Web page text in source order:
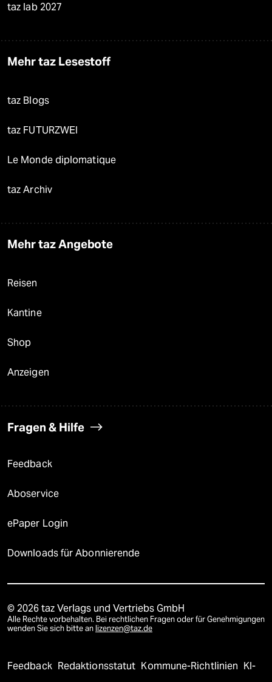
taz lab 2027
Mehr taz Lesestoff
taz Blogs
taz FUTURZWEI
Le Monde diplomatique
taz Archiv
Mehr taz Angebote
Reisen
Kantine
Shop
Anzeigen
Fragen & Hilfe
Feedback
Aboservice
ePaper Login
Downloads für Abonnierende
© 2026 taz Verlags und Vertriebs GmbH
Alle Rechte vorbehalten. Bei rechtlichen Fragen oder für Genehmigungen
wenden Sie sich bitte an lizenzen@taz.de
Feedback Redaktionsstatut Kommune-Richtlinien KI-